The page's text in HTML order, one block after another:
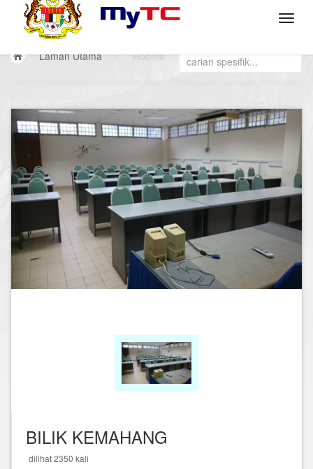
Laman Utama / Rooms
BILIK KEMAHANG
dilihat 2350 kali